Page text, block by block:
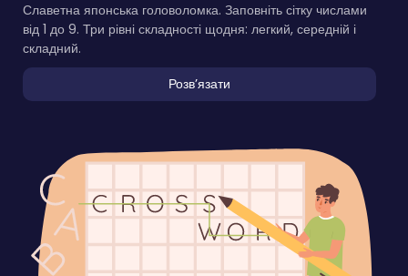
Славетна японська головоломка. Заповніть сітку числами
від 1 до 9. Три рівні складності щодня: легкий, середній і
складний.
Розвʼязати